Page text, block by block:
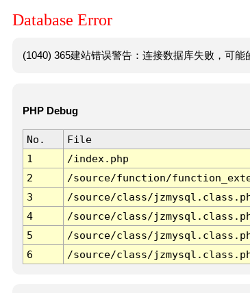
Database Error
(1040) 365建站错误警告：连接数据库失败，可
PHP Debug
No. File
1
/index.php
2
/source/function/
3
/source/class/
4
/source/class/
5
/source/class/
6
/source/class/